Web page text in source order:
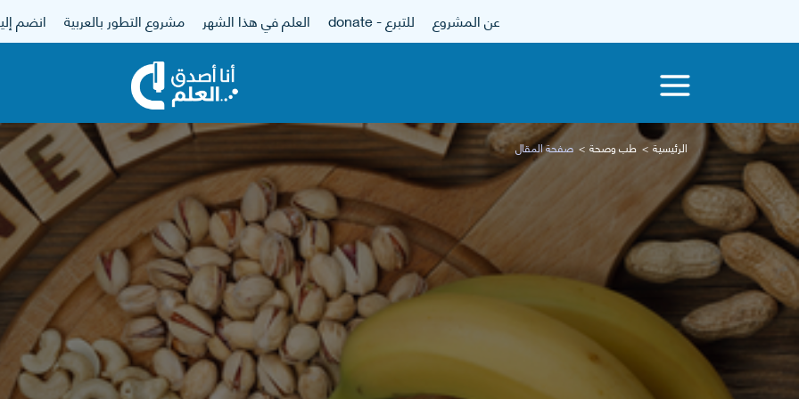
عن المشروع للتبرع - donate العلم في هذا الشهر مشروع التطور بالعربية انضم
الرئيسية طب وصحة صفحة المقال